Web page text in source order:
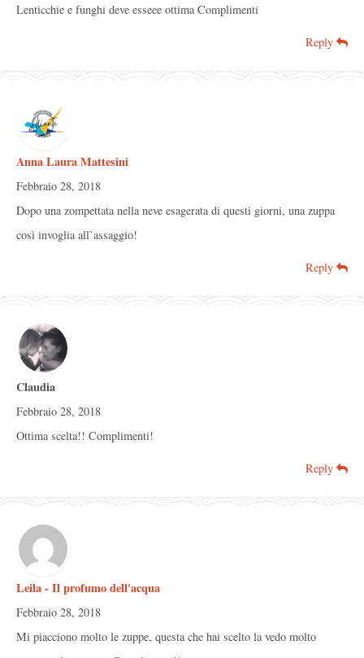
Lenticchie e funghi deve esseee ottima Complimenti
Reply
Anna Laura Mattesini
Febbraio 28, 2018
Dopo una zompettata nella neve esagerata di questi giorni, una zuppa
così invoglia all’assaggio!
Reply
Claudia
Febbraio 28, 2018
Ottima scelta!! Complimenti!
Reply
Leila - Il profumo dell'acqua
Febbraio 28, 2018
Mi piacciono molto le zuppe, questa che hai scelto la vedo molto